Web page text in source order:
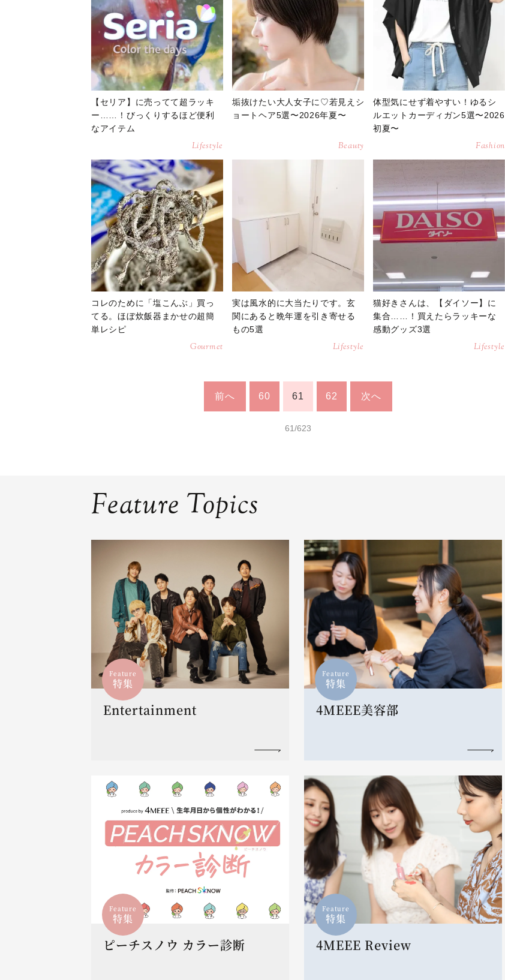
【セリア】に売ってて超ラッキ
ー……！びっくりするほど便利
なアイテム
Lifestyle
垢抜けたい大人女子に♡若見えシ
ョートヘア5選〜2026年夏〜
Beauty
体型気にせず着やすい！ゆるシ
ルエットカーディガン5選〜2026
初夏〜
Fashion
コレのために「塩こんぶ」買っ
てる。ほぼ炊飯器まかせの超簡
単レシピ
Gourmet
実は風水的に大当たりです。玄
関にあると晩年運を引き寄せる
もの5選
Lifestyle
猫好きさんは、【ダイソー】に
集合……！買えたらラッキーな
感動グッズ3選
Lifestyle
前へ 60 61 62 次へ
61/623
Feature Topics
Feature
特集
Entertainment
Feature
特集
4MEEE美容部
Feature
特集
ピーチスノウ カラー診断
Feature
特集
4MEEE Review